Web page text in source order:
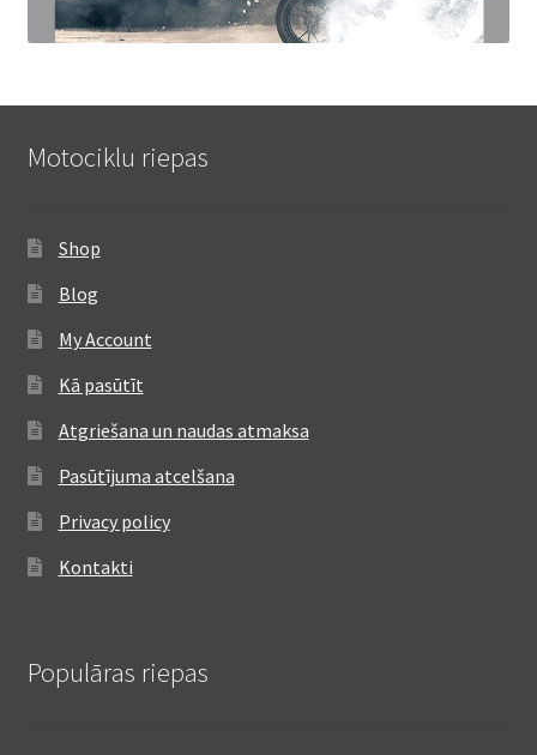
Motociklu riepas
Shop
Blog
My Account
Kā pasūtīt
Atgriešana un naudas atmaksa
Pasūtījuma atcelšana
Privacy policy
Kontakti
Populāras riepas